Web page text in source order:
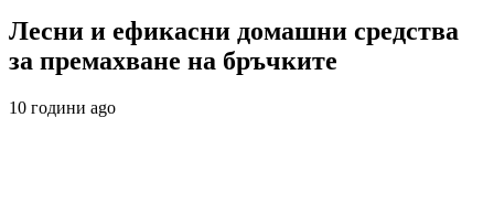
Лесни и ефикасни домашни средства
за премахване на бръчките
10 години ago